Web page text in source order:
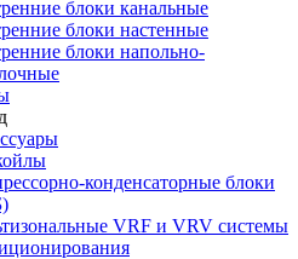
блоки канальные
блоки настенные
блоки напольно-
конденсаторные блоки
VRF и VRV системы